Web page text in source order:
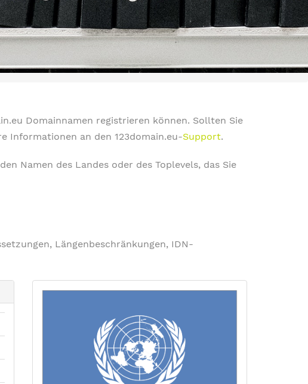
Domainnamen registrieren können. Sollten Sie
Informationen an den 123domain.eu-Support.
Namen des Landes oder des Toplevels, das Sie
Längenbeschränkungen, IDN-